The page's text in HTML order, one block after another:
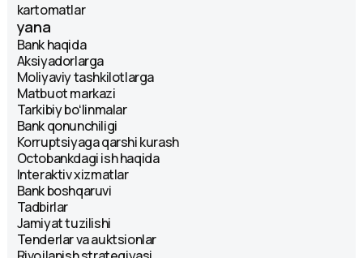
kartomatlar
yana
Bank haqida
Aksiyadorlarga
Moliyaviy tashkilotlarga
Matbuot markazi
Tarkibiy boʻlinmalar
Bank qonunchiligi
Korruptsiyaga qarshi kurash
Octobankdagi ish haqida
Interaktiv xizmatlar
Bank boshqaruvi
Tadbirlar
Jamiyat tuzilishi
Tenderlar va auktsionlar